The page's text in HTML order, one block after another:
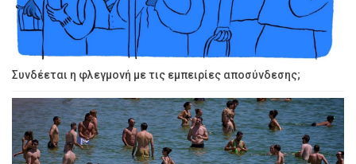
Συνδέεται η φλεγμονή με τις εμπειρίες αποσύνδεσης;